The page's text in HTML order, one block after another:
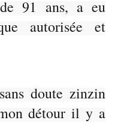
91 ans, a eu
autorisée et
doute zinzin
détour il y a